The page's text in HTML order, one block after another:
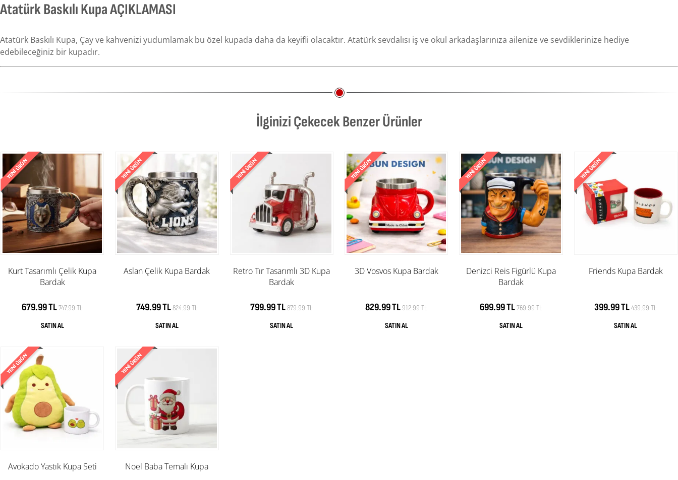
Atatürk Baskılı Kupa AÇIKLAMASI
Atatürk Baskılı Kupa, Çay ve kahvenizi yudumlamak bu özel kupada daha da keyifli olacaktır. Atatürk sevdalısı iş ve okul arkadaşlarınıza ailenize ve sevdiklerinize hediye
edebileceğiniz bir kupadır.
İlginizi Çekecek Benzer Ürünler
Kurt Tasarımlı Çelik Kupa
Bardak
679.99 TL747.99 TL
Aslan Çelik Kupa Bardak
749.99 TL824.99 TL
Retro Tır Tasarımlı 3D Kupa
Bardak
799.99 TL879.99 TL
3D Vosvos Kupa Bardak
829.99 TL912.99 TL
Denizci Reis Figürlü Kupa
Bardak
699.99 TL769.99 TL
Friends Kupa Bardak
399.99 TL439.99 TL
Avokado Yastık Kupa Seti Noel Baba Temalı Kupa